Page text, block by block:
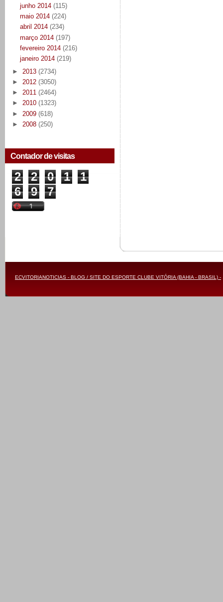
junho 2014 (115)
maio 2014 (224)
abril 2014 (234)
março 2014 (197)
fevereiro 2014 (216)
janeiro 2014 (219)
► 2013 (2734)
► 2012 (3050)
► 2011 (2464)
► 2010 (1323)
► 2009 (618)
► 2008 (250)
Contador de visitas
2 2 0 1
1
6
9 7
ECVITORIANOTICIAS - BLOG / SITE DO ESPORTE CLUBE VITÓRIA (BAHIA - BRASIL) -